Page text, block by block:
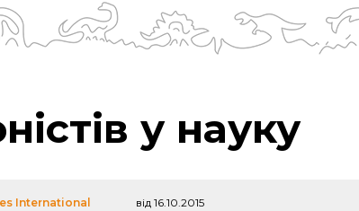
у науку
International від 16.10.2015